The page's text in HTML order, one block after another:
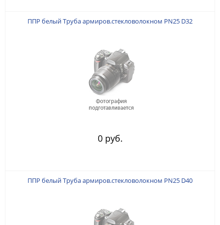
ППР белый Труба армиров.стекловолокном PN25 D32
0 руб.
ППР белый Труба армиров.стекловолокном PN25 D40